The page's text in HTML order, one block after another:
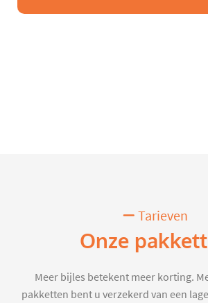
Tarieven
Onze
Meer bijles betekent meer korting.
pakketten bent u verzekerd van een